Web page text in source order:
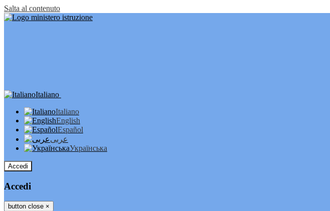
Salta al contenuto
Italiano
Italiano
English
Español
عربى
Українська
Accedi
Accedi
button close ×